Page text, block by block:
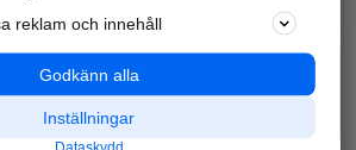
Annonsera
Integritet
Nödnummer
reklam och innehåll
Godkänn alla
Inställningar
Dataskydd